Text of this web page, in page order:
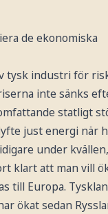
de ekonomiska
tysk industri för
inte sänks
statligt
just energi när
under kvällen,
klart att man vill
till Europa.
ökat sedan